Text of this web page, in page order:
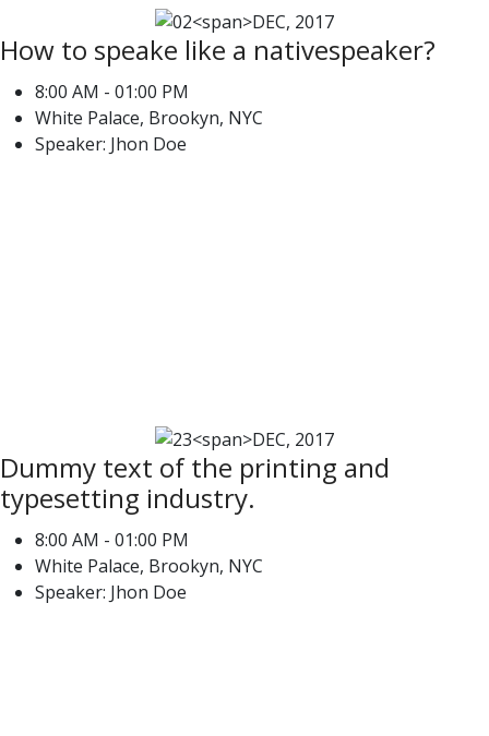
How to speake like a nativespeaker?
8:00 AM - 01:00 PM
White Palace, Brookyn, NYC
Speaker: Jhon Doe
Dummy text of the printing and
typesetting industry.
8:00 AM - 01:00 PM
White Palace, Brookyn, NYC
Speaker: Jhon Doe